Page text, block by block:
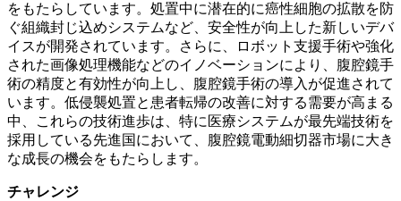
をもたらしています。処置中に潜在的に癌性細胞の拡散を防
ぐ組織封じ込めシステムなど、安全性が向上した新しいデバ
イスが開発されています。さらに、ロボット支援手術や強化
された画像処理機能など​​のイノベーションにより、腹腔鏡手
術の精度と有効性が向上し、腹腔鏡手術の導入が促進されて
います。低侵襲処置と患者転帰の改善に対する需要が高まる
中、これらの技術進歩は、特に医療システムが最先端技術を
採用している先進国において、腹腔鏡電動細切器市場に大き
な成長の機会をもたらします。
チャレンジ